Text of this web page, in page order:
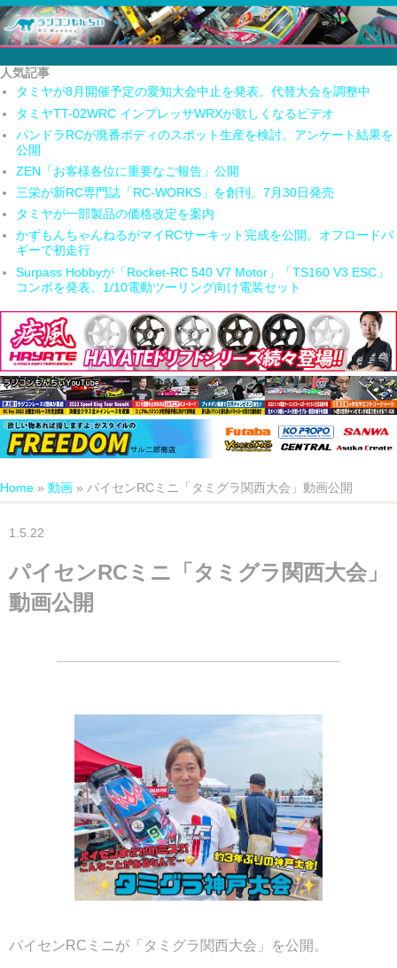
人気記事
タミヤが8月開催予定の愛知大会中止を発表。代替大会を調整中
タミヤTT-02WRC インプレッサWRXが欲しくなるビデオ
パンドラRCが廃番ボディのスポット生産を検討。アンケート結果を
公開
ZEN「お客様各位に重要なご報告」公開
三栄が新RC専門誌「RC-WORKS」を創刊。7月30日発売
タミヤが一部製品の価格改定を案内
かずもんちゃんねるがマイRCサーキット完成を公開。オフロードバ
ギーで初走行
Surpass Hobbyが「Rocket-RC 540 V7 Motor」「TS160 V3 ESC」
コンボを発表。1/10電動ツーリング向け電装セット
Home » 動画 » パイセンRCミニ「タミグラ関西大会」動画公開
1.5.22
パイセンRCミニ「タミグラ関西大会」
動画公開
パイセンRCミニが「タミグラ関西大会」を公開。